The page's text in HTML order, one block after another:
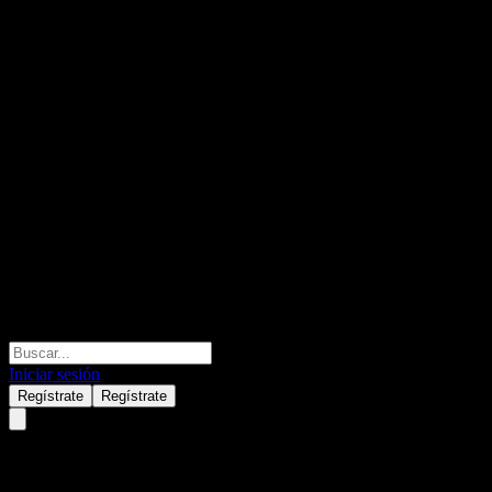
Iniciar sesión
Regístrate Regístrate